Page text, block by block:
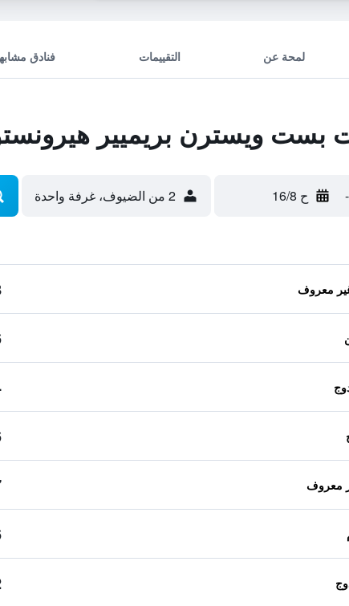
لمحة عن التقييمات فنادق
ويسترن بريميير
- ح 16/8 2 من الضيوف، غرفة واحدة
معروف